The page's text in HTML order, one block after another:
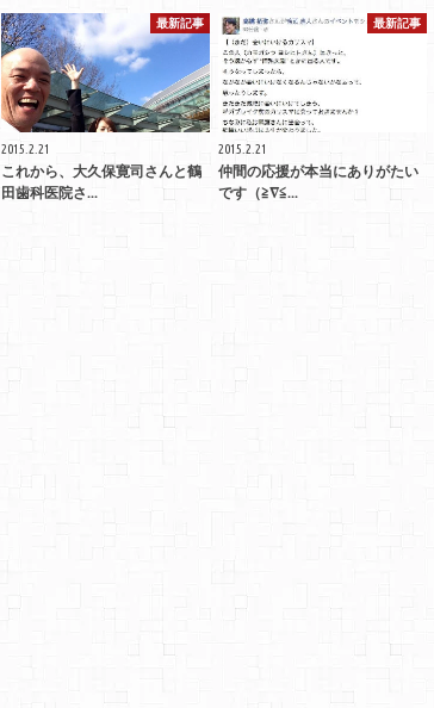
最新記事
2015.2.21
これから、大久保寛司さんと鶴
田歯科医院さ...
最新記事
2015.2.21
仲間の応援が本当にありがたい
です（≧∇≦...